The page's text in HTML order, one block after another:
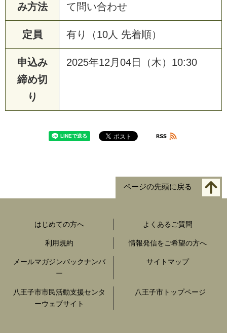
み方法
て問い合わせ
定員 有り（10人 先着順）
申込み
締め切
り
2025年12月04日（木）10:30
ページの先頭に戻る
はじめての方へ よくあるご質問
利用規約 情報発信をご希望の方へ
メールマガジンバックナンバ
ー
サイトマップ
八王子市市民活動支援センタ
ーウェブサイト
八王子市トップページ